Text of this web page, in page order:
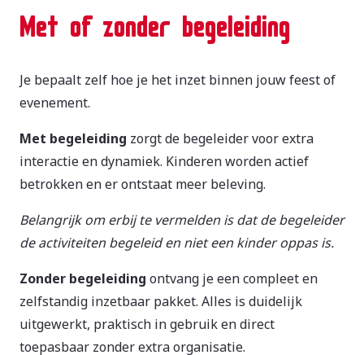
Met of zonder begeleiding
Je bepaalt zelf hoe je het inzet binnen jouw feest of
evenement.
Met begeleiding zorgt de begeleider voor extra
interactie en dynamiek. Kinderen worden actief
betrokken en er ontstaat meer beleving.
Belangrijk om erbij te vermelden is dat de begeleider
de activiteiten begeleid en niet een kinder oppas is.
Zonder begeleiding ontvang je een compleet en
zelfstandig inzetbaar pakket. Alles is duidelijk
uitgewerkt, praktisch in gebruik en direct
toepasbaar zonder extra organisatie.